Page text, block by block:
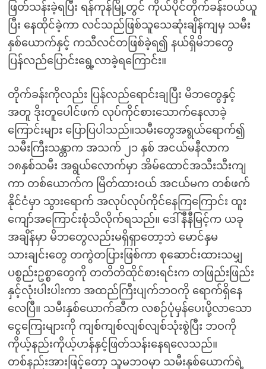
ဖြတ်သန်းခဲ့ရပြီး ရန်ကုန်မြို့တွင် ကိုယ်ပိုင်တိုက်ခန်းဝယ်ယူ
ပြီး နေထိုင်ခဲ့ကာ လင်သည်ဖြစ်သူသေဆုံးချိန်ကျမှ သမီး
နှစ်ယောက်နှင့် ကသီလင်တဖြစ်ခဲ့ရ၍ နယ်ရှိမိဘတွေ
ပြန်လည်ပြောင်းရွေ့လာခဲ့ရကြောင်း။
တိုက်ခန်းကိုလည်း ပြန်လည်ရောင်းချပြီး မိဘတွေနှင့်
အတူ ဒိုးတူပေါင်ဖက် လုပ်ကိုင်စားသောက်နေလာခဲ့
ကြောင်းများ ပြောပြပါသည်။သမီးတွေအရွယ်ရောက်၍
သမီးကြီးသန္တာက အသက် ၂၁ နှစ် အငယ်မနီလာက
၁၈နှစ်သမီး အရွယ်လောက်မှာ အိမ်ထောင်အသီးသီးကျ
ကာ တစ်ယောက်က မြိတ်ထားဝယ် အငယ်မက တစ်ဖက်
နိုင်ငံမှာ သွားရောက် အလုပ်လုပ်ကိုင်နေကြကြောင်း ထူး
ကျော်အကြောင်းစုံသိလိုက်ရသည်။ ဒေါ်နီနီမြင့်က ယခု
အချိန်မှာ မိဘတွေလည်းမရှိရှာတော့ဘဲ မောင်နှမ
သားချင်းတွေ တကွဲတပြားဖြစ်ကာ စုဆောင်းထားသမျှ
ပစ္စည်းဥစ္စာတွေကို တတိတိထိုင်စားရင်းက တဖြည်းဖြည်း
နှင့်လုံးပါးပါးကာ အထည်ကြီးပျက်ဘဝကို ရောက်ရှိနေ
လေပြီ။ သမီးနှစ်ယောက်ဆီက လစဉ်ပုံမှန်ပေးပို့လာသော
ငွေကြေးများကို ကျစ်ကျစ်လျစ်လျစ်သုံးစွဲပြီး ဘဝကို
ကိုယ့်နည်းကိုယ့်ဟန်နှင့်ဖြတ်သန်းနေရလေသည်။
တစ်နည်းအားဖြင့်တော့ သူမဘဝမှာ သမီးနှစ်ယောက်ရဲ့